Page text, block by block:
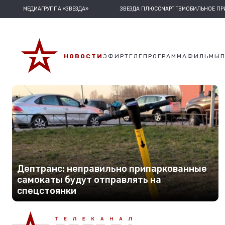
МЕДИАГРУППА «ЗВЕЗДА» ЗВЕЗДА ПЛЮССМАРТ ТВМОБИЛЬНОЕ
НОВОСТИ ЭФИРТЕЛЕПРОГРАММАФИЛЬМЫ
Дептранс: неправильно припаркованные
самокаты будут отправлять на
спецстоянки